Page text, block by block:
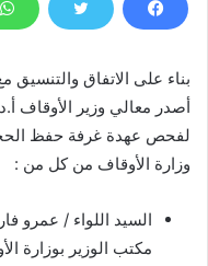
بناء على الاتفاق والتنسيق
أصدر معالي وزير الأوقاف
لفحص عهدة غرفة حفظ
وزارة الأوقاف من كل من :
السيد اللواء /
مكتب الوزير بوزارة